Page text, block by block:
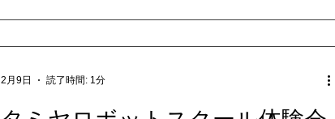
2月9日 読了時間: 1分